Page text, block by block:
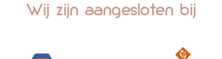
Wij zijn aangesloten bij